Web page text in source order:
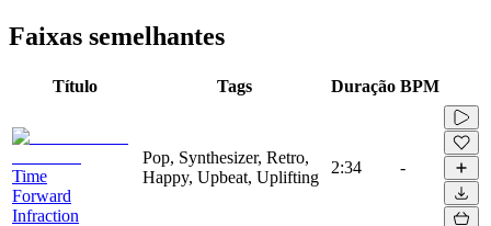
Faixas semelhantes
Título Tags Duração BPM
Time
Forward
Infraction
Pop, Synthesizer, Retro,
Happy, Upbeat, Uplifting
2:34 -